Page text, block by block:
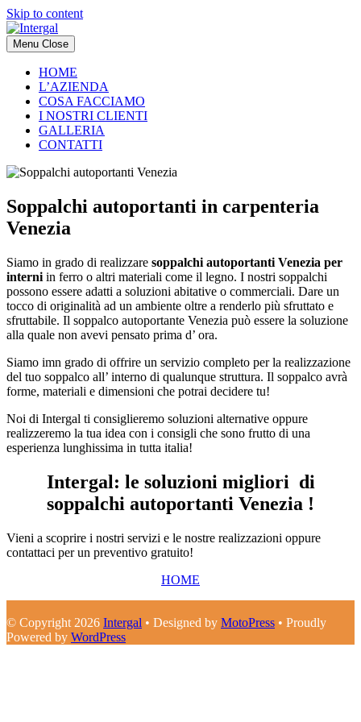
Skip to content
Menu Close
HOME
L’AZIENDA
COSA FACCIAMO
I NOSTRI CLIENTI
GALLERIA
CONTATTI
Soppalchi autoportanti in carpenteria
Venezia
Siamo in grado di realizzare soppalchi autoportanti Venezia per
interni in ferro o altri materiali come il legno. I nostri soppalchi
possono essere adatti a soluzioni abitative o commerciali. Dare un
tocco di originalità ad un ambiente oltre a renderlo più sfruttato e
sfruttabile. Il soppalco autoportante Venezia può essere la soluzione
alla quale non avevi pensato prima d’ ora.
Siamo imn grado di offrire un servizio completo per la realizzazione
del tuo soppalco all’ interno di qualunque struttura. Il soppalco avrà
forme, materiali e dimensioni che potrai decidere tu!
Noi di Intergal ti consiglieremo soluzioni alternative oppure
realizzeremo la tua idea con i consigli che sono frutto di una
esperienza lunghissima in tutta italia!
Intergal: le soluzioni migliori di
soppalchi autoportanti Venezia !
Vieni a scoprire i nostri servizi e le nostre realizzazioni oppure
contattaci per un preventivo gratuito!
HOME
© Copyright 2026 Intergal • Designed by MotoPress • Proudly
Powered by WordPress